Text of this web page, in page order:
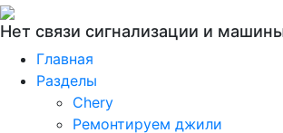
Нет связи сигнализации и
Главная
Разделы
Chery
Ремонтируем джили